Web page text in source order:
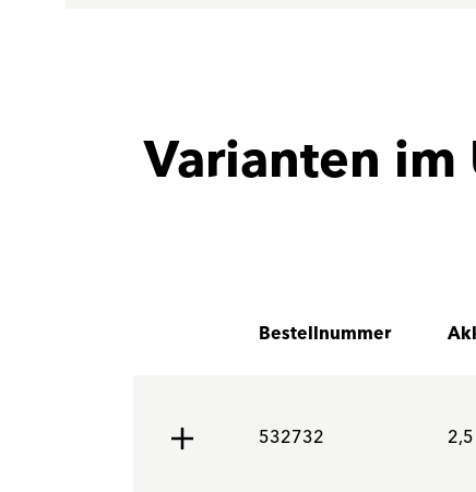
Varianten
Bestellnummer
532732